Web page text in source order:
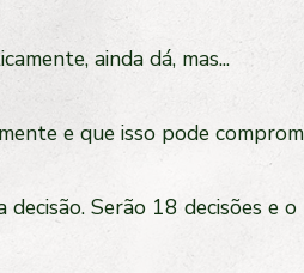
ainda dá, mas...
e que isso pode
Serão 18 decisões e